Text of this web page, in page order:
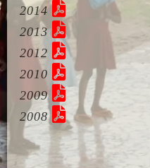
2014
2013
2012
2010
2009
2008